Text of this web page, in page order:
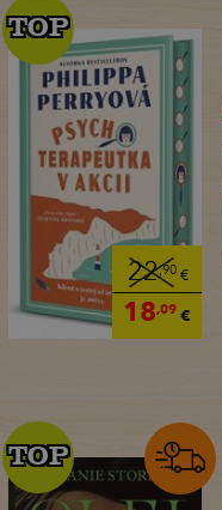
22,90€
18,09€
TOP
TOP
TOP
TOP